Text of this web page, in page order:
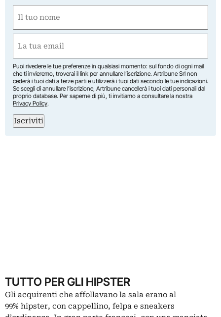
(Required)
First
(Required)
Puoi rivedere le tue preferenze in qualsiasi momento: sul fondo di ogni mail
che ti invieremo, troverai il link per annullare l’iscrizione. Artribune Srl non
cederà i tuoi dati a terze parti e utilizzerà i tuoi dati secondo le tue indicazioni.
Se scegli di annullare l’iscrizione, Artribune cancellerà i tuoi dati personali dal
proprio database. Per saperne di più, ti invitiamo a consultare la nostra
Privacy Policy.
Iscriviti
TUTTO PER GLI HIPSTER
Gli acquirenti che affollavano la sala erano al
99% hipster, con cappellino, felpa e sneakers